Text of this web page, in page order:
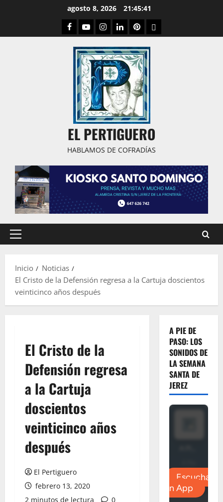
agosto 8, 2026 21:45:42
Facebook
YoutubeInstagram
LinkedPinterestDribbble
EL PERTIGUERO
HABLAMOS DE COFRADÍAS
Menú
Inicio
Noticias
El Cristo de la Defensión regresa a la Cartuja doscientos
veinticinco años después
El Cristo de la
Defensión regresa
a la Cartuja
doscientos
veinticinco años
después
El Pertiguero
febrero 13, 2020
2 minutos de lectura
0
A PIE DE
PASO: LOS
SONIDOS DE
LA SEMANA
SANTA DE
JEREZ